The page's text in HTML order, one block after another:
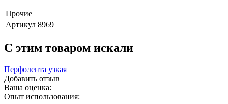
Прочие
Артикул 8969
C этим товаром искали
Перфолента узкая
Добавить отзыв
Ваша оценка:
Опыт использования: